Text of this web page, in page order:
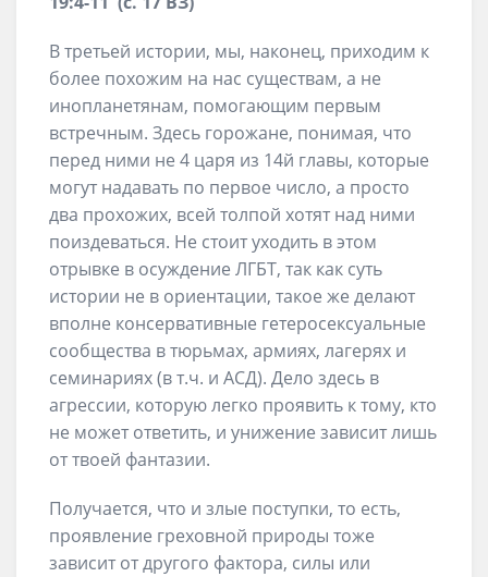
В третьей истории, мы, наконец, приходим к
более похожим на нас существам, а не
инопланетянам, помогающим первым
встречным. Здесь горожане, понимая, что
перед ними не 4 царя из 14й главы, которые
могут надавать по первое число, а просто
два прохожих, всей толпой хотят над ними
поиздеваться. Не стоит уходить в этом
отрывке в осуждение ЛГБТ, так как суть
истории не в ориентации, такое же делают
вполне консервативные гетеросексуальные
сообщества в тюрьмах, армиях, лагерях и
семинариях (в т.ч. и АСД). Дело здесь в
агрессии, которую легко проявить к тому, кто
не может ответить, и унижение зависит лишь
от твоей фантазии.
Получается, что и злые поступки, то есть,
проявление греховной природы тоже
зависит от другого фактора, силы или